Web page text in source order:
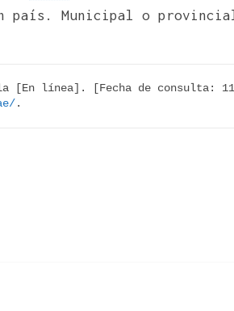
país. Municipal o
[En línea]. [Fecha de consulta:
.